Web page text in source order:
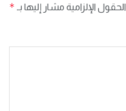
الحقول الإلزامية مشار إليها بـ *